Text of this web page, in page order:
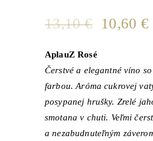
13,10€
Pôvodná
13,10 €.
10,60 €
AplauZ Rosé
Čerstvé a elegantné víno
farbou. Aróma cukrovej
posypanej hrušky. Zrelé
smotana v chuti. Veľmi
a nezabudnuteľným